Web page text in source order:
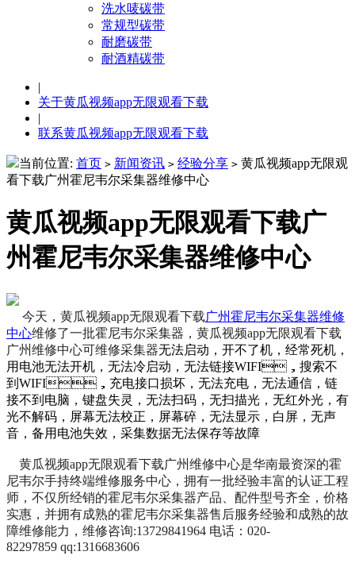
洗水唛碳带
常规型碳带
耐磨碳带
耐酒精碳带
|
关于黄瓜视频app无限观看下载
|
联系黄瓜视频app无限观看下载
当前位置: 首页 > 新闻资讯 > 经验分享 > 黄瓜视频app无限观
看下载广州霍尼韦尔采集器维修中心
黄瓜视频app无限观看下载广
州霍尼韦尔采集器维修中心
今天，黄瓜视频app无限观看下载广州霍尼韦尔采集器维修
中心维修了一批霍尼韦尔采集器，黄瓜视频app无限观看下载
广州维修中心可维修采集器无法启动，开不了机，经常死机，
用电池无法开机，无法冷启动，无法链接WIFI，搜索不
到WIFI，充电接口损坏，无法充电，无法通信，链
接不到电脑，键盘失灵，无法扫码，无扫描光，无红外光，有
光不解码，屏幕无法校正，屏幕碎，无法显示，白屏，无声
音，备用电池失效，采集数据无法保存等故障
黄瓜视频app无限观看下载广州维修中心是华南最资深的霍
尼韦尔手持终端维修服务中心，拥有一批经验丰富的认证工程
师，不仅所经销的霍尼韦尔采集器产品、配件型号齐全，价格
实惠，并拥有成熟的霍尼韦尔采集器售后服务经验和成熟的故
障维修能力，维修咨询:13729841964 电话：020-
82297859 qq:1316683606